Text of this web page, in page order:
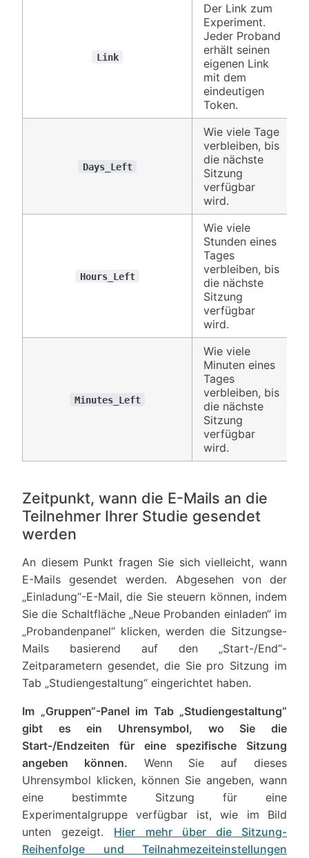
Link
Der Link zum
Experiment.
Jeder Proband
erhält seinen
eigenen Link
mit dem
eindeutigen
Token.
Days_Left
Wie viele Tage
verbleiben, bis
die nächste
Sitzung
verfügbar
wird.
Hours_Left
Wie viele
Stunden eines
Tages
verbleiben, bis
die nächste
Sitzung
verfügbar
wird.
Minutes_Left
Wie viele
Minuten eines
Tages
verbleiben, bis
die nächste
Sitzung
verfügbar
wird.
Zeitpunkt, wann die E-Mails an die
Teilnehmer Ihrer Studie gesendet
werden
An diesem Punkt fragen Sie sich vielleicht, wann
E-Mails gesendet werden. Abgesehen von der
„Einladung“-E-Mail, die Sie steuern können, indem
Sie die Schaltfläche „Neue Probanden einladen“ im
„Probandenpanel“ klicken, werden die Sitzungse-
Mails basierend auf den „Start-/End“-
Zeitparametern gesendet, die Sie pro Sitzung im
Tab „Studiengestaltung“ eingerichtet haben.
Im „Gruppen“-Panel im Tab „Studiengestaltung“
gibt es ein Uhrensymbol, wo Sie die
Start-/Endzeiten für eine spezifische Sitzung
angeben können. Wenn Sie auf dieses
Uhrensymbol klicken, können Sie angeben, wann
eine bestimmte Sitzung für eine
Experimentalgruppe verfügbar ist, wie im Bild
unten gezeigt. Hier mehr über die Sitzung-
Reihenfolge und Teilnahmezeiteinstellungen